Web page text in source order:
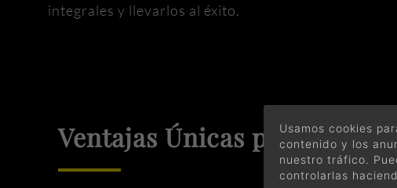
integrales y llevarlos al éxito.
Ventajas Únicas para el
Usamos cookies
contenido y los
nuestro tráfico.
controlarlas